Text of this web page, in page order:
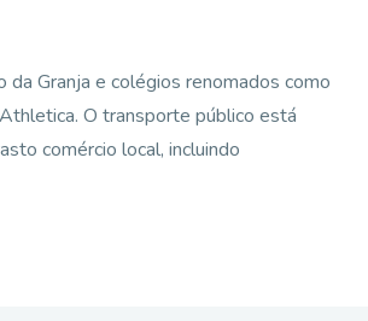
Granja e colégios renomados como
O transporte público está
comércio local, incluindo